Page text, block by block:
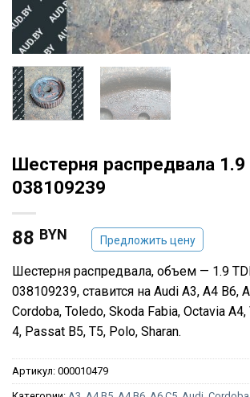
Шестерня распредвала 1.9
038109239
88 BYN Предложить цену
Шестерня распредвала, объем — 1.9
038109239, ставится на Audi A3, A4 B6,
Cordoba, Toledo, Skoda Fabia, Octavia
4, Passat B5, T5, Polo, Sharan.
Артикул: 000010479